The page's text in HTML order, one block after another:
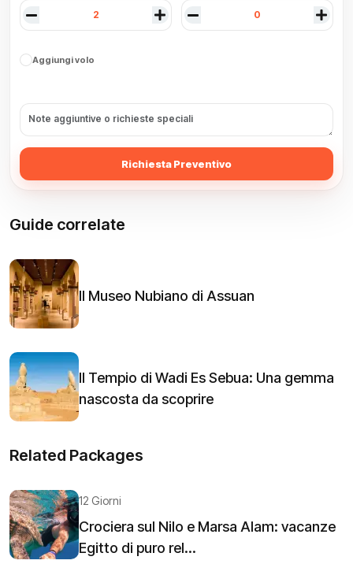
Aggiungi volo
Richiesta Preventivo
Guide correlate
Il Museo Nubiano di Assuan
Il Tempio di Wadi Es Sebua: Una gemma
nascosta da scoprire
Related Packages
12 Giorni
Crociera sul Nilo e Marsa Alam: vacanze
Egitto di puro rel...